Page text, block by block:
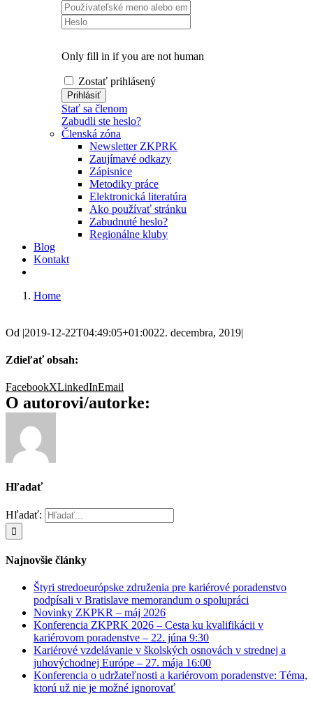
Only fill in if you are not human
Zostať prihlásený
Stať sa členom
Zabudli ste heslo?
Členská zóna
Newsletter ZKPRK
Zaujímavé odkazy
Zápisnice
Metodiky práce
Elektronická literatúra
Ako používať stránku
Zabudnuté heslo?
Regionálne kluby
Blog
Kontakt
Home
Od |2019-12-22T04:49:05+01:0022. decembra, 2019|
Zdieľať obsah:
FacebookXLinkedInEmail
O autorovi/autorke:
Hľadať
Hľadať:
Najnovšie články
Štyri stredoeurópske združenia pre kariérové poradenstvo
podpísali v Bratislave memorandum o spolupráci
Novinky ZKPKR – máj 2026
Konferencia ZKPRK 2026 – Cesta ku kvalifikácii v
kariérovom poradenstve – 22. júna 9:30
Kariérové vzdelávanie v školských osnovách v strednej a
juhovýchodnej Európe – 27. mája 16:00
Konferencia o udržateľnosti a kariérovom poradenstve: Téma,
ktorú už nie je možné ignorovať